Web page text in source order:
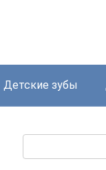
Детские зубы